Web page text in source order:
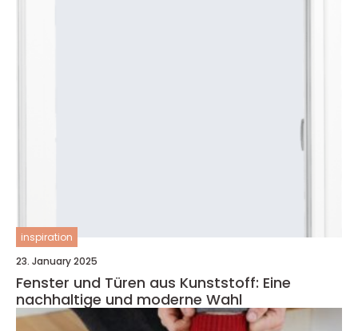
inspiration
23. January 2025
Fenster und Türen aus Kunststoff: Eine
nachhaltige und moderne Wahl